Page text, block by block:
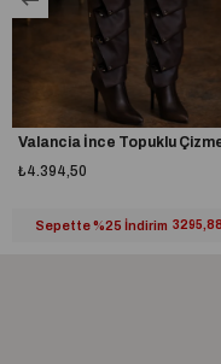
Taraklı yapıya veya
almanız tavsiye edilir.
%100 yerli üretim
A plus kalite kusursuz işçilik
₺4.394,50
Sepette %25 İndirim